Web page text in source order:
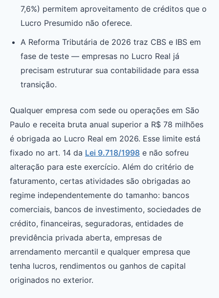
7,6%) permitem aproveitamento de créditos que o
Lucro Presumido não oferece.
A Reforma Tributária de 2026 traz CBS e IBS em
fase de teste — empresas no Lucro Real já
precisam estruturar sua contabilidade para essa
transição.
Qualquer empresa com sede ou operações em São
Paulo e receita bruta anual superior a R$ 78 milhões
é obrigada ao Lucro Real em 2026. Esse limite está
fixado no art. 14 da Lei 9.718/1998 e não sofreu
alteração para este exercício. Além do critério de
faturamento, certas atividades são obrigadas ao
regime independentemente do tamanho: bancos
comerciais, bancos de investimento, sociedades de
crédito, financeiras, seguradoras, entidades de
previdência privada aberta, empresas de
arrendamento mercantil e qualquer empresa que
tenha lucros, rendimentos ou ganhos de capital
originados no exterior.